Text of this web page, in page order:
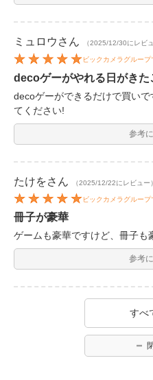
ミュロウ さん （2025/12/30にレビュ
ビックカメラグループ
decoゲーがやれる日がきた
decoゲーができるだけで買い
てください!
参考
たけをさん （2025/12/22にレビュー）
ビックカメラグループ
冊子が豪華
ゲームも豪華ですけど、冊子も
参考
すべ